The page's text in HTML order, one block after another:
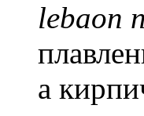
lebaon
а